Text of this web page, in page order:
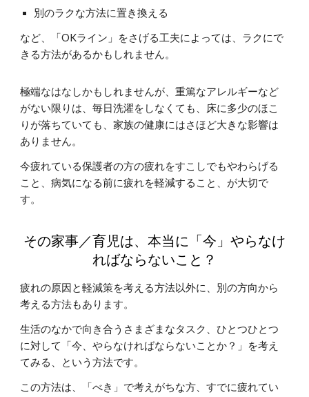
別のラクな方法に置き換える
など、「OKライン」をさげる工夫によっては、ラクにで
きる方法があるかもしれません。
極端なはなしかもしれませんが、重篤なアレルギーなど
がない限りは、毎日洗濯をしなくても、床に多少のほこ
りが落ちていても、家族の健康にはさほど大きな影響は
ありません。
今疲れている保護者の方の疲れをすこしでもやわらげる
こと、病気になる前に疲れを軽減すること、が大切で
す。
その家事／育児は、本当に「今」やらなけ
ればならないこと？
疲れの原因と軽減策を考える方法以外に、別の方向から
考える方法もあります。
生活のなかで向き合うさまざまなタスク、ひとつひとつ
に対して「今、やらなければならないことか？」を考え
てみる、という方法です。
この方法は、「べき」で考えがちな方、すでに疲れてい